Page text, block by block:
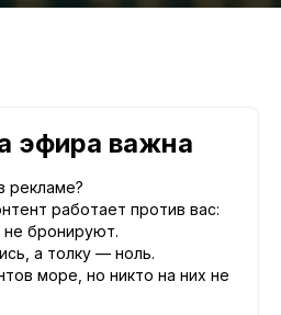
эфира важна
рекламе?
работает против вас:
не бронируют.
а толку — ноль.
море, но никто на них не